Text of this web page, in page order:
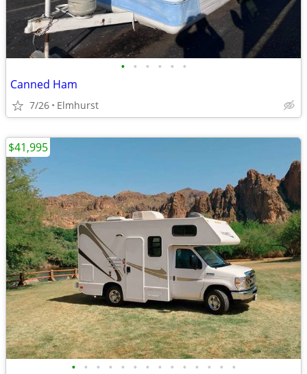
• • • • • •
Canned Ham
7/26 Elmhurst
• • • • • • • • • • • • • •
$41,995